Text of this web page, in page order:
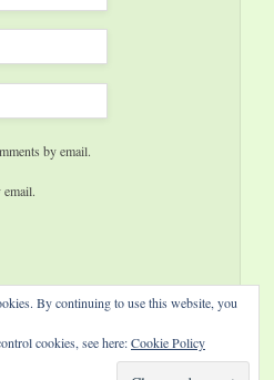
by email.
By continuing to use this website, you
cookies, see here:Cookie Policy